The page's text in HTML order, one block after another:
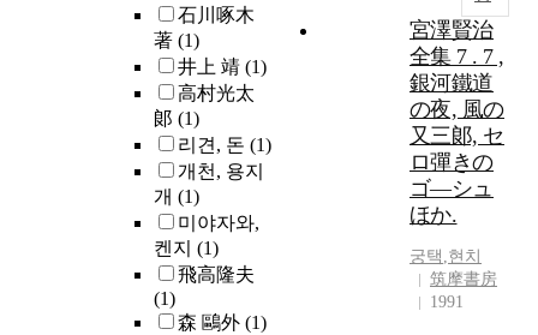
石川啄木
著 (1)
井上 靖 (1)
高村光太
郞 (1)
리견, 돈 (1)
개천, 용지
개 (1)
미야자와,
켄지 (1)
飛高隆夫
(1)
森 鷗外 (1)
宮澤賢治
全集 7 . 7 ,
銀河鐵道
の夜, 風の
又三郞, セ
ロ彈きの
ゴ―シュ
ほか.
궁택 ,현치
筑摩書房
1991